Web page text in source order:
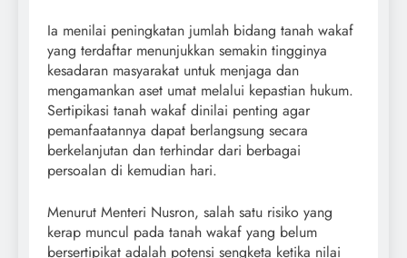
Ia menilai peningkatan jumlah bidang tanah wakaf
yang terdaftar menunjukkan semakin tingginya
kesadaran masyarakat untuk menjaga dan
mengamankan aset umat melalui kepastian hukum.
Sertipikasi tanah wakaf dinilai penting agar
pemanfaatannya dapat berlangsung secara
berkelanjutan dan terhindar dari berbagai
persoalan di kemudian hari.
Menurut Menteri Nusron, salah satu risiko yang
kerap muncul pada tanah wakaf yang belum
bersertipikat adalah potensi sengketa ketika nilai